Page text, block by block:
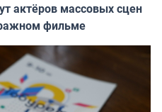
актёров массовых сцен
фильме